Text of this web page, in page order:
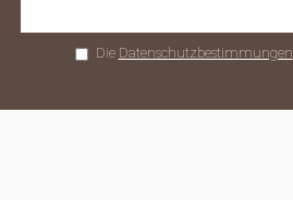
Die Datenschutzbestimmungen